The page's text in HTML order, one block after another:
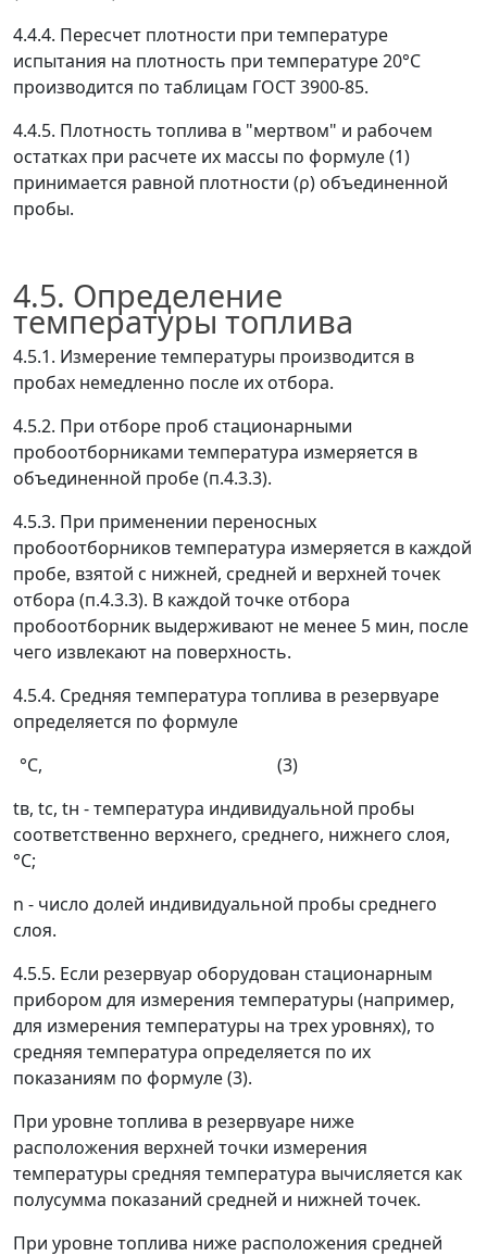
4.4.4. Пересчет плотности при температуре
испытания на плотность при температуре 20°С
производится по таблицам ГОСТ 3900-85.
4.4.5. Плотность топлива в "мертвом" и рабочем
остатках при расчете их массы по формуле (1)
принимается равной плотности (ρ) объединенной
пробы.
4.5. Определение
температуры топлива
4.5.1. Измерение температуры производится в
пробах немедленно после их отбора.
4.5.2. При отборе проб стационарными
пробоотборниками температура измеряется в
объединенной пробе (п.4.3.3).
4.5.3. При применении переносных
пробоотборников температура измеряется в каждой
пробе, взятой с нижней, средней и верхней точек
отбора (п.4.3.3). В каждой точке отбора
пробоотборник выдерживают не менее 5 мин, после
чего извлекают на поверхность.
4.5.4. Средняя температура топлива в резервуаре
определяется по формуле
°С, (3)
tв, tc, tн - температура индивидуальной пробы
соответственно верхнего, среднего, нижнего слоя,
°С;
n - число долей индивидуальной пробы среднего
слоя.
4.5.5. Если резервуар оборудован стационарным
прибором для измерения температуры (например,
для измерения температуры на трех уровнях), то
средняя температура определяется по их
показаниям по формуле (3).
При уровне топлива в резервуаре ниже
расположения верхней точки измерения
температуры средняя температура вычисляется как
полусумма показаний средней и нижней точек.
При уровне топлива ниже расположения средней